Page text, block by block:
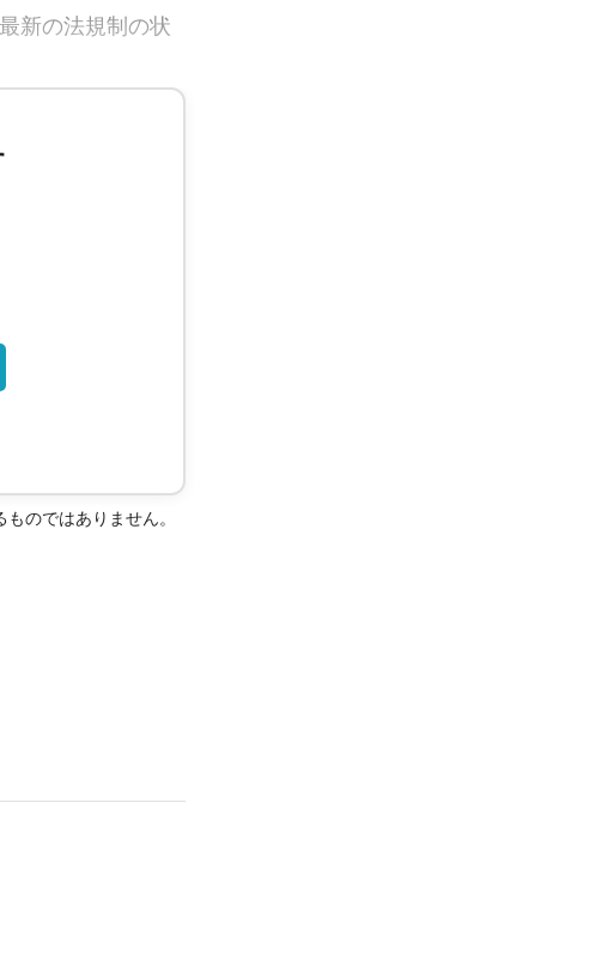
新の法規制の状
のではありません。